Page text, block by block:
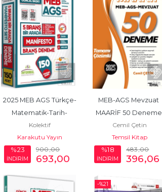
2025 MEB AGS Türkçe-
Matematik-Tarih-
Coğrafya-Mevzuat
Manifesto Branş...
Kolektif
Karakutu Yayın
%23
İNDİRİM
900,00
693,00
MEB-AGS Mevzuat
MAARİF 50 Deneme
Çözümlü
Cemil Çetin
Temsil Kitap
%18
İNDİRİM
483,00
396,06
-%21